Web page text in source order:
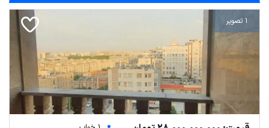
1 تصویر